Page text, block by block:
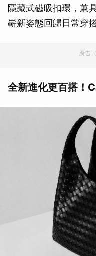
隱藏式磁吸扣環，兼
嶄新姿態回歸日常穿
廣告
全新進化更百搭！